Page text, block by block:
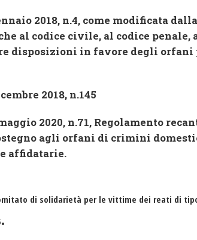
2018, n.4, come modificata
al codice civile, al codice penale,
disposizioni in favore degli
2018, n.145
2020, n.71, Regolamento
agli orfani di crimini
affidatarie.
di solidarietà per le vittime dei reati di
.